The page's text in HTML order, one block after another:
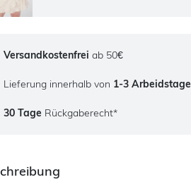
Versandkostenfrei ab 50€
Lieferung innerhalb von 1-3 Arbeidstage
30 Tage Rückgaberecht*